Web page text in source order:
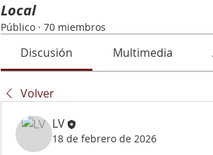
Local
Público · 70 miembros
Discusión Multimedia
Volver
LV
18 de febrero de 2026